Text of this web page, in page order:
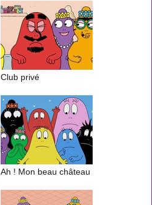
Club privé
Ah ! Mon beau château